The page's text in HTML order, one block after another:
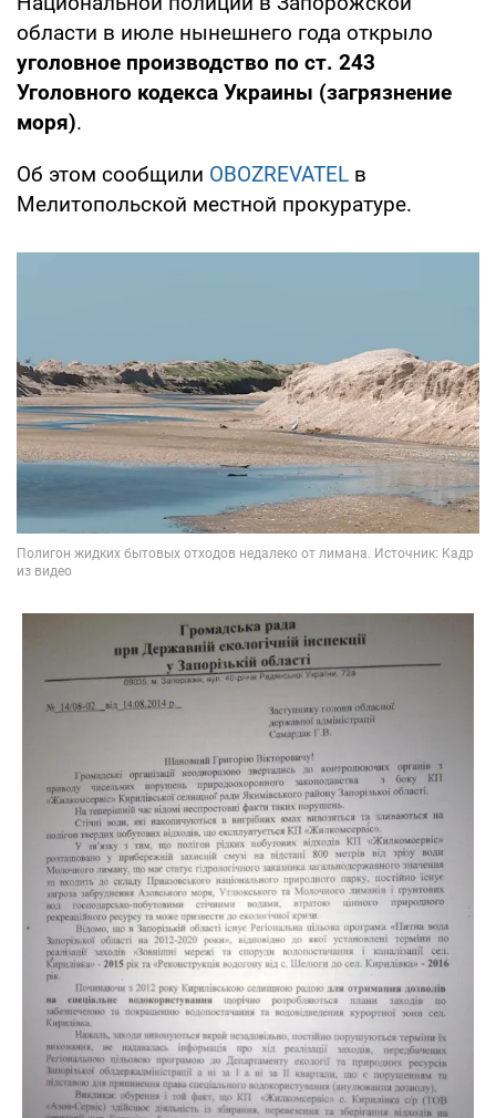
области в июле нынешнего года открыло
уголовное производство по ст. 243
Уголовного кодекса Украины (загрязнение
моря).
Об этом сообщили OBOZREVATEL в
Мелитопольской местной прокуратуре.